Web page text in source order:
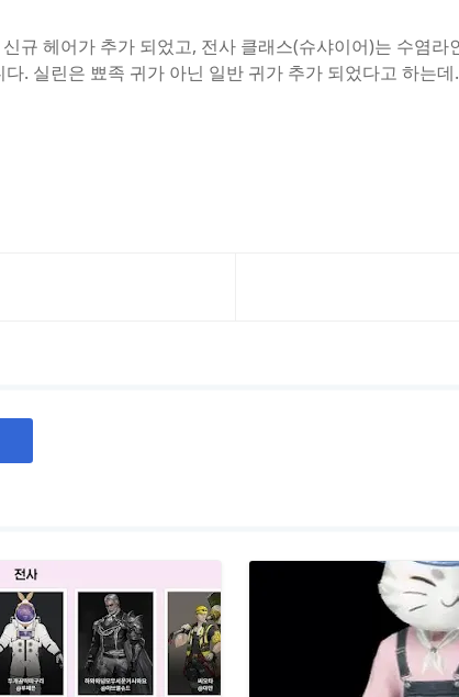
규 헤어가 추가 되었고, 전사 클래스(슈샤이어)는 수염라
. 실린은 뾰족 귀가 아닌 일반 귀가 추가 되었다고 하는